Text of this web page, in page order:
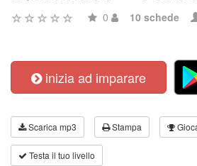
0 10 schede
inizia ad imparare
Scarica mp3 Stampa
Testa il tuo livello